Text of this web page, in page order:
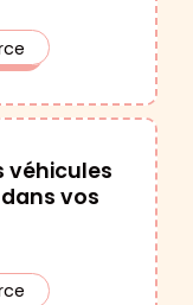
véhicules
vos